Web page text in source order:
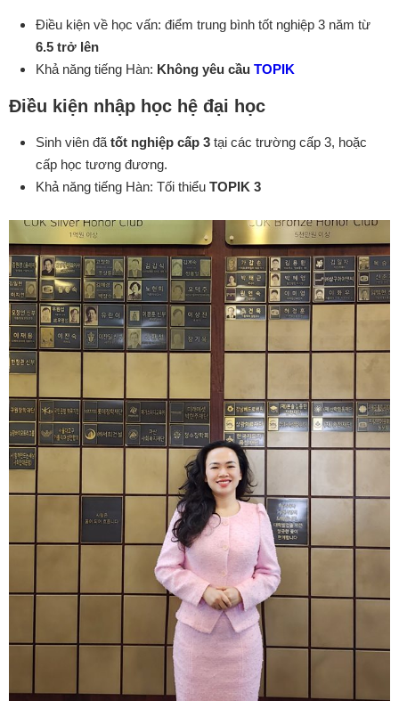
Điều kiện về học vấn: điểm trung bình tốt nghiệp 3 năm từ
6.5 trở lên
Khả năng tiếng Hàn: Không yêu cầu TOPIK
Điều kiện nhập học hệ đại học
Sinh viên đã tốt nghiệp cấp 3 tại các trường cấp 3, hoặc
cấp học tương đương.
Khả năng tiếng Hàn: Tối thiểu TOPIK 3